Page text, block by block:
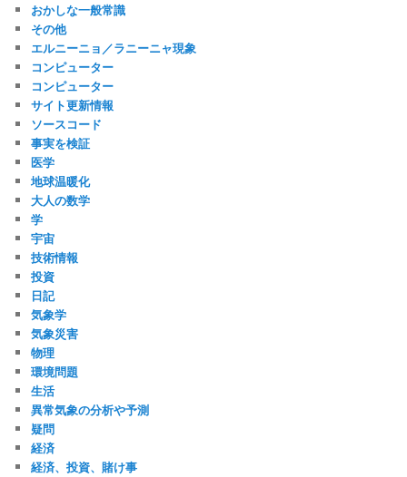
おかしな一般常識
その他
エルニーニョ／ラニーニャ現象
コンピューター
コンピューター
サイト更新情報
ソースコード
事実を検証
医学
地球温暖化
大人の数学
学
宇宙
技術情報
投資
日記
気象学
気象災害
物理
環境問題
生活
異常気象の分析や予測
疑問
経済
経済、投資、賭け事